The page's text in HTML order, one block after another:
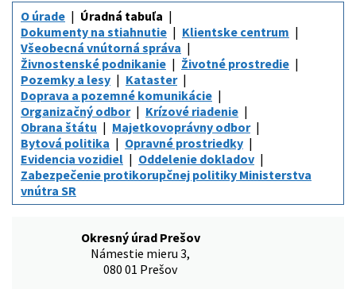
O úrade
Úradná tabuľa
Dokumenty na stiahnutie
Klientske centrum
Všeobecná vnútorná správa
Živnostenské podnikanie
Životné prostredie
Pozemky a lesy
Kataster
Doprava a pozemné komunikácie
Organizačný odbor
Krízové riadenie
Obrana štátu
Majetkovoprávny odbor
Bytová politika
Opravné prostriedky
Evidencia vozidiel
Oddelenie dokladov
Zabezpečenie protikorupčnej politiky Ministerstva
vnútra SR
Okresný úrad Prešov
Námestie mieru 3,
080 01 Prešov